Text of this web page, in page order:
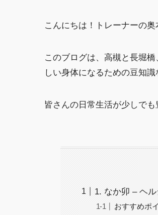
こんにちは！トレーナーの奥
このブログは、高槻と長堀
しい身体になるための豆知識
皆さんの日常生活が少しで
1. なか卯 – ヘ
おすすめポ